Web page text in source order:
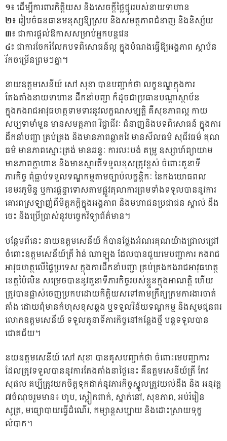
១៖ដើម្បីការពារកិត្តិយស និងសេចក្តីថ្លៃថ្នូររបស់នាយទាហាន
២៖រៀបចំធនធានមនុស្សឱ្យស្រប និងសមត្ថភាពជំនាញ និងនិស្ស័យ
៣៖ ជាការផ្តល់ឱកាសសម្រាប់អ្នកបន្តវេន
៤៖ ជាការចែករំលែកបទពិសោធន៍ល្អ ក្នុងបំណងធ្វើឱ្យអង្គភាព ស្ថាប័ន
រីកចម្រើនព្រមៗគ្នា។
នាយឧត្តមសេនីយ៍ សៅ សុខា បានបញ្ជាក់ថា លក្ខខណ្ឌក្នុងការ
តែងតាំងនាយទាហាន ដឹកនាំបញ្ជា ក៏ដូចជាប្រធានបណ្តាស្ថាប័ន
ក្នុងកងរាជអាវុធហត្ថទាមទារនូវលក្ខណសម្បត្តិ គឺសុខភាពល្អ កាយ
សប្បទាមាំមួន មានសមត្ថភាព វិជ្ជាជីវៈ ជំនាញនិងបទពិសោធន៍ ក្នុងការ
ដឹកនាំបញ្ជា គ្រប់គ្រង និងមានភាពឆ្លាតវៃ មានសីលធម៌ សុជីវធម៌ គុណ
ធម៌ មានភាពស្មោះត្រង់ មានឆន្ទៈ ការលះបង់ គម្រូ ឧស្សាហ៍ព្យាយាម
មានភាពក្លាហាន និងមានស្មារតីទទួលខុសត្រូវខ្ពស់ ចំពោះតួនាទី
ភារកិច្ច ពុំធ្លាប់ទទួលទណ្ឌកម្មតាមច្បាប់លក្ខន្តិកៈ នៃកងយោធពល
ខេមរភូមិន្ទ ឬការផ្តន្ទាទោសតាមផ្លូវតុលាការព្រមទាំងទទួលបាននូវការ
គោរពស្រឡាញ់ពីមិត្តភក្តិក្នុងអង្គភាព និងមហាជនប្រជាជន ស្គាល់ ដឹង
ចេះ និងប្រើប្រាស់នូវបច្ចេកវិទ្យាព័ត៌មាន។
បន្ថែមពីនេះ នាយឧត្តមសេនីយ៍ ក៏បានថ្លែងអំណរគុណយ៉ាងជ្រាលជ្រៅ
ចំពោះឧត្តមសេនីយ៍ត្រី វ៉ាន់ ណាឡុង ដែលបានជួយមេបញ្ជាការ កងរាជ
អាវុធហត្ថលើផ្ទៃប្រទេស ក្នុងការដឹកនាំបញ្ជា គ្រប់គ្រងកងរាជអាវុធហត្ថ
ខេត្តប៉ៃលិន សម្រេចបាននូវតួនាទីភារកិច្ចរបស់ខ្លួនក្នុងអាណត្តិ ហើយ
ត្រូវបានផ្លាស់ចេញប្រកបដោយកិត្តិយសទៅតាមក្រឹត្យក្រមការងារចាត់
តាំង ដោយពុំមានកំហុសខុសឆ្គង ឬទទួលវិន័យទណ្ឌកម្ម និងសូមជូនពរ
លោកឧត្តមសេនីយ៍ ទទួលតួនាទីភារកិច្ចនៅកន្លែងថ្មី បន្តទទួលបាន
ជោគជ័យ។
នយឧត្តមសេនីយ៍ សៅ សុខា បានគូសបញ្ជាក់ថា ចំពោះមេបញ្ជាការ
ដែលត្រូវទទួលបាននូវការតែងតាំងនាថ្ងៃនេះ គឺឧត្តមសេនីយ៍ត្រី កែវ
សុផល គប្បីត្រូវយកចិត្តទុកដាក់នូវភារកិច្ចស្នូលត្រូវយល់ដឹង និង អនុវត្ត
៧ចំណុចរួមមាន៖ ហូប, ស្លៀកពាក់, ស្នាក់នៅ, សុខភាព, អប់រំរៀន
សូត្រ, មធ្យោបាយធ្វើដំណើរ, កម្សាន្តសប្បាយ និងដោះស្រាយទុក្ខ
លំបាក។